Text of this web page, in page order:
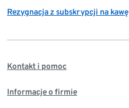
Rezygnacja z subskrypcji na kawę
Kontakt i pomoc
Informacje o firmie